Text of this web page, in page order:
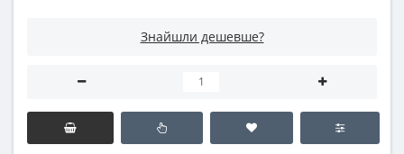
Знайшли дешевше?